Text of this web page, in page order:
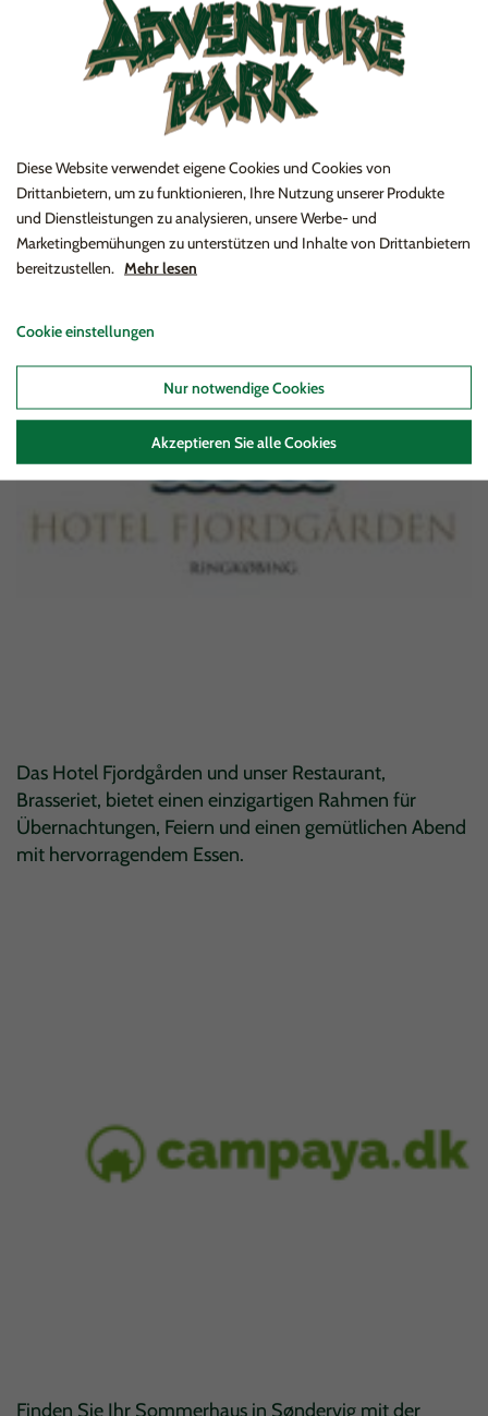
Wir bringen Ihr Unternehmen ins Gleichgewicht. Wir
zählen zu den führenden Steuerberatungs- und
Beratungsunternehmen in Dänemark
Das Hotel Fjordgården und unser Restaurant,
Brasseriet, bietet einen einzigartigen Rahmen für
Übernachtungen, Feiern und einen gemütlichen Abend
mit hervorragendem Essen.
Finden Sie Ihr Sommerhaus in Søndervig mit der
Diese Website verwendet eigene Cookies und Cookies von
Drittanbietern, um zu funktionieren, Ihre Nutzung unserer Produkte
und Dienstleistungen zu analysieren, unsere Werbe- und
Marketingbemühungen zu unterstützen und Inhalte von Drittanbietern
bereitzustellen. Mehr lesen
Cookie einstellungen
Nur notwendige Cookies
Akzeptieren Sie alle Cookies